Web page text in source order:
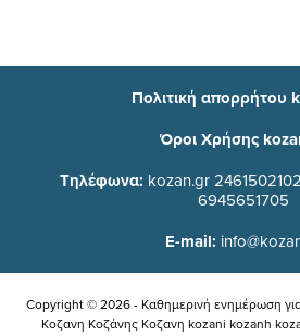
Πολιτική απορρήτου
Όροι Χρήσης
Τηλέφωνα: kozan.gr
6945651705
E-mail:
Copyright © 2026 - Καθημερινή ενημέρωση
Κοζανη Κοζάνης Κοζανη kozani kozanh